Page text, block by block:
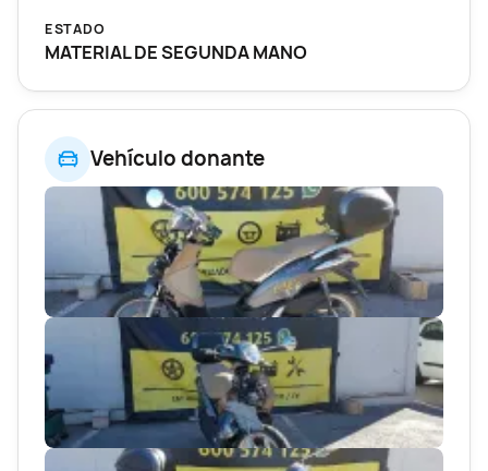
Vehículo donante
ESTADO
MATERIAL DE SEGUNDA MANO